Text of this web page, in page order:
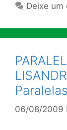
Deixe um
Paralelas
06/08/2009